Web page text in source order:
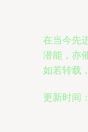
在当今先
潜能，亦
如若转载
更新时间